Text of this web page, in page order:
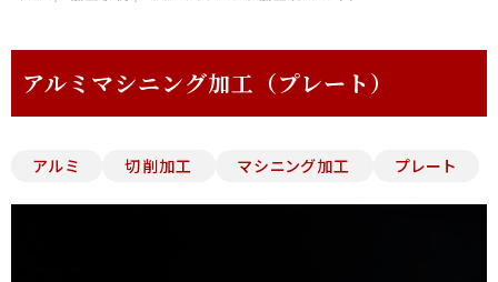
アルミマシニング加工（プレート）
アルミ 切削加工 マシニング加工 プレート